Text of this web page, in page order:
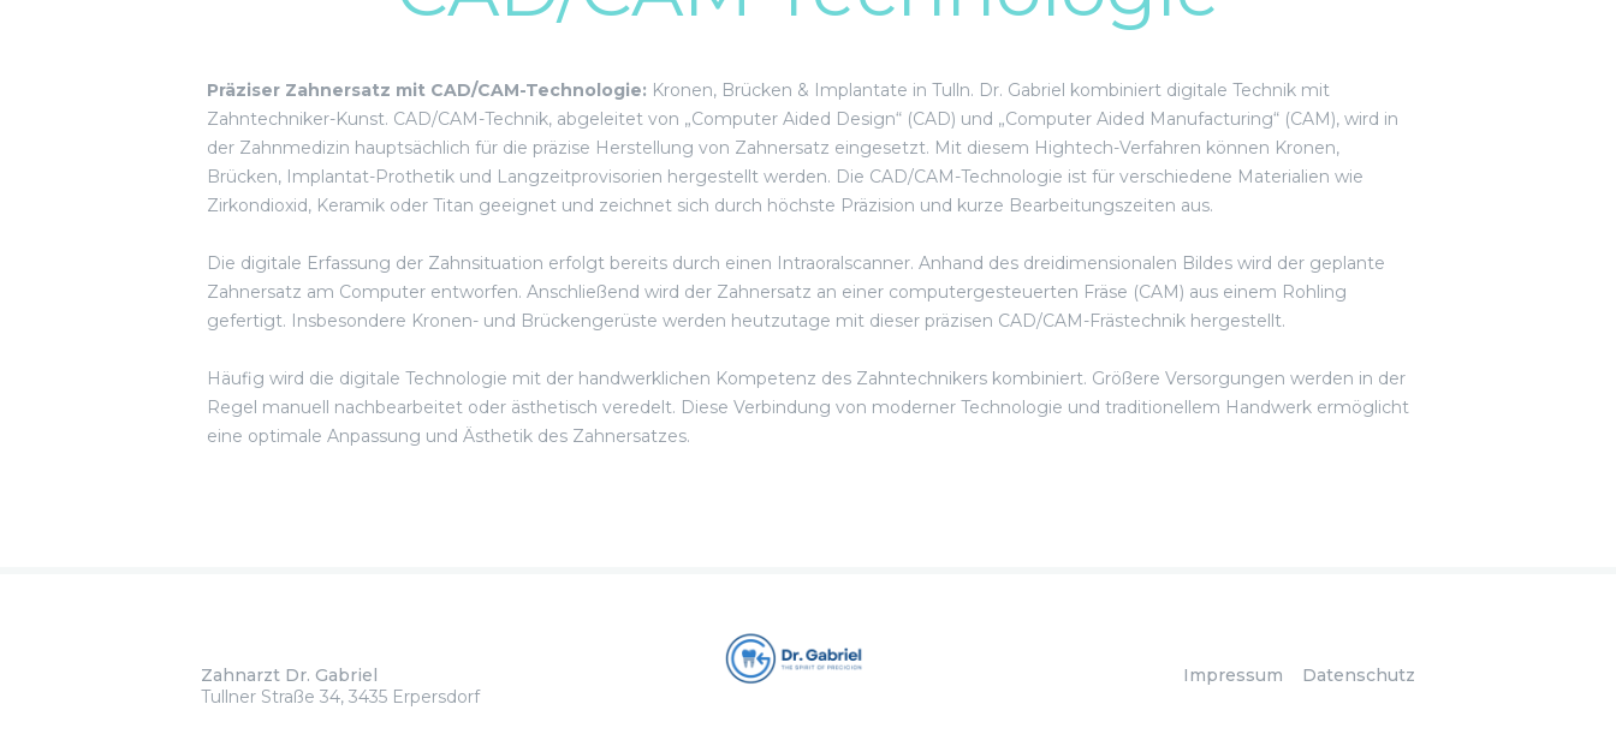
Präziser Zahnersatz mit CAD/CAM-Technologie: Kronen, Brücken & Implantate in Tulln. Dr. Gabriel kombiniert digitale Technik mit
Zahntechniker-Kunst. CAD/CAM-Technik, abgeleitet von „Computer Aided Design“ (CAD) und „Computer Aided Manufacturing“ (CAM), wird in
der Zahnmedizin hauptsächlich für die präzise Herstellung von Zahnersatz eingesetzt. Mit diesem Hightech-Verfahren können Kronen,
Brücken, Implantat-Prothetik und Langzeitprovisorien hergestellt werden. Die CAD/CAM-Technologie ist für verschiedene Materialien wie
Zirkondioxid, Keramik oder Titan geeignet und zeichnet sich durch höchste Präzision und kurze Bearbeitungszeiten aus.
Die digitale Erfassung der Zahnsituation erfolgt bereits durch einen Intraoralscanner. Anhand des dreidimensionalen Bildes wird der geplante
Zahnersatz am Computer entworfen. Anschließend wird der Zahnersatz an einer computergesteuerten Fräse (CAM) aus einem Rohling
gefertigt. Insbesondere Kronen- und Brückengerüste werden heutzutage mit dieser präzisen CAD/CAM-Frästechnik hergestellt.
Häufig wird die digitale Technologie mit der handwerklichen Kompetenz des Zahntechnikers kombiniert. Größere Versorgungen werden in der
Regel manuell nachbearbeitet oder ästhetisch veredelt. Diese Verbindung von moderner Technologie und traditionellem Handwerk ermöglicht
eine optimale Anpassung und Ästhetik des Zahnersatzes.
Zahnarzt Dr. Gabriel
Tullner Straße 34, 3435 Erpersdorf
Impressum Datenschutz